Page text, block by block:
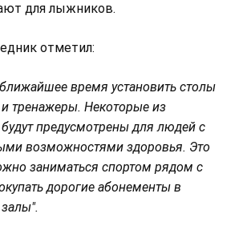
для лыжников.
отметил:
время установить столы
и тренажеры. Некоторые из
предусмотрены для людей с
возможностями здоровья. Это
заниматься спортом рядом с
дорогие абонементы в